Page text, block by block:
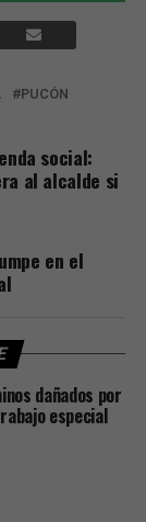
PUCÓN
social:
al alcalde si
en el
dañados por
especial